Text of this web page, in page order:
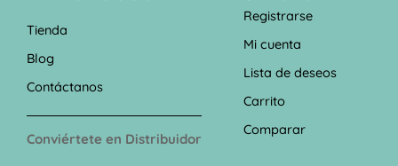
Tienda
Blog
Contáctanos
Conviértete en Distribuidor
Registrarse
Mi cuenta
Lista de deseos
Carrito
Comparar